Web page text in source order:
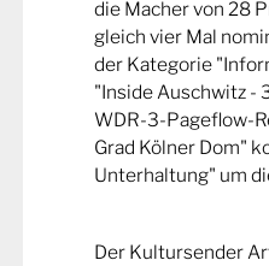
die Macher von 28
gleich vier Mal
der Kategorie
"Inside Auschwitz -
WDR-3-Pageflow-
Grad Kölner Dom"
Unterhaltung" um
Der Kultursender